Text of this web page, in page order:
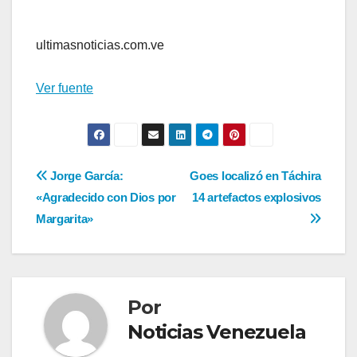
ultimasnoticias.com.ve
Ver fuente
Navegación
de
entradas
Goes localizó en Táchira
14 artefactos explosivos
Jorge García:
«Agradecido con Dios por
Margarita»
Por
Noticias Venezuela